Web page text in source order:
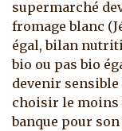
supermarché
fromage blanc
égal, bilan
bio ou pas bio
devenir
choisir le moins
banque pour